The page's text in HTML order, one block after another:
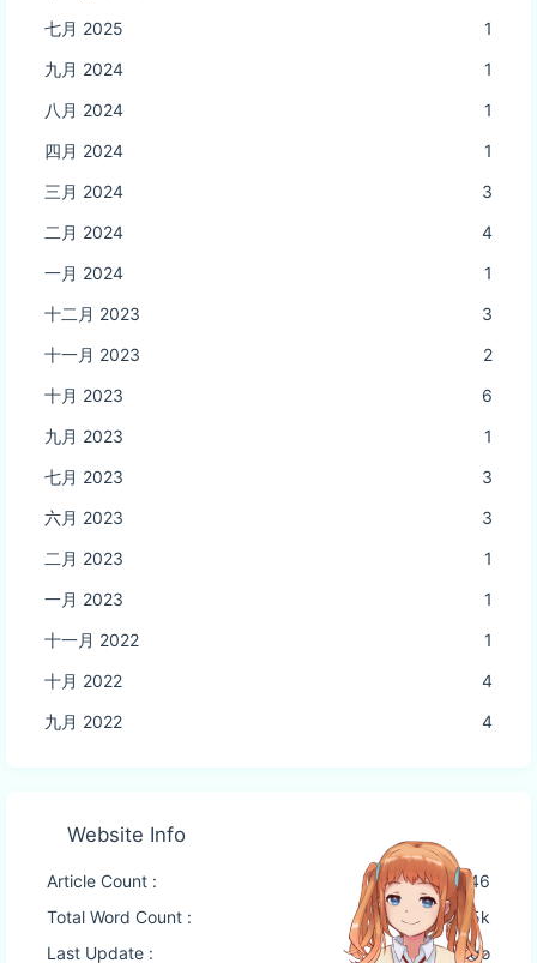
七月 2025
1
九月 2024
1
八月 2024
1
四月 2024
1
三月 2024
3
二月 2024
4
一月 2024
1
十二月 2023
3
十一月 2023
2
十月 2023
6
九月 2023
1
七月 2023
3
六月 2023
3
二月 2023
1
一月 2023
1
十一月 2022
1
十月 2022
4
九月 2022
4
Website Info
Article Count :
46
Total Word Count :
27.5k
Last Update :
2 months ago